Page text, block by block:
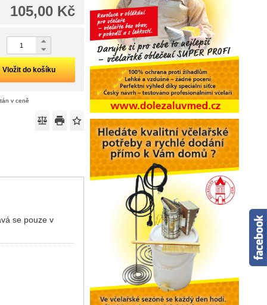
105,00 Kč
Vložit do košíku
v ceně
se pouze v